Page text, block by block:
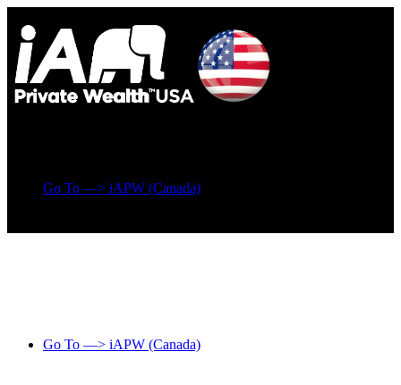
Go To —> iAPW (Canada)
Go To —> iAPW (Canada)